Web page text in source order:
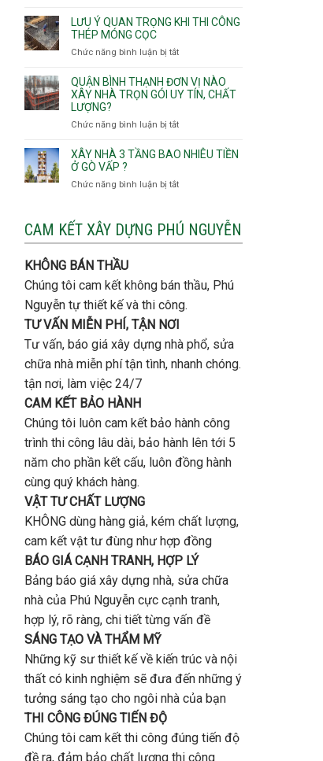
Phường
Hội
Đông
cọc
nhà
rẻ
Quận
Đức
LƯU Ý QUAN TRỌNG KHI THI CÔNG
THÉP MÓNG CỌC
Chức năng bình luận bị tắtở
ý
quan
thép
cọc
QUẬN BÌNH THẠNH ĐƠN VỊ NÀO
XÂY NHÀ TRỌN GÓI UY TÍN, CHẤT
LƯỢNG?
Chức năng bình luận bị tắtở
Bình
xây
nhà
trọn
tín,
lượng?
XÂY NHÀ 3 TẦNG BAO NHIÊU TIỀN
Ở GÒ VẤP ?
Chức năng bình luận bị tắtở
3
tầng
tiền
ở
Gò
Vấp
?
CAM KẾT XÂY DỰNG PHÚ NGUYỄN
KHÔNG BÁN THẦU
Chúng tôi cam kết không bán thầu, Phú
Nguyễn tự thiết kế và thi công.
TƯ VẤN MIỄN PHÍ, TẬN NƠI
Tư vấn, báo giá xây dựng nhà phổ, sửa
chữa nhà miễn phí tận tình, nhanh chóng.
tận nơi, làm việc 24/7
CAM KẾT BẢO HÀNH
Chúng tôi luôn cam kết bảo hành công
trình thi công lâu dài, bảo hành lên tới 5
năm cho phần kết cấu, luôn đồng hành
cùng quý khách hàng.
VẬT TƯ CHẤT LƯỢNG
KHÔNG dùng hàng giả, kém chất lượng,
cam kết vật tư đùng như hợp đồng
BÁO GIÁ CẠNH TRANH, HỢP LÝ
Bảng báo giá xây dựng nhà, sửa chữa
nhà của Phú Nguyễn cực cạnh tranh,
hợp lý, rõ ràng, chi tiết từng vấn đề
SÁNG TẠO VÀ THẨM MỸ
Những kỹ sư thiết kế về kiến trúc và nội
thất có kinh nghiệm sẽ đưa đến những ý
tưởng sáng tạo cho ngôi nhà của bạn
THI CÔNG ĐÚNG TIẾN ĐỘ
Chúng tôi cam kết thi công đúng tiến độ
đề ra, đảm bảo chất lượng thi công